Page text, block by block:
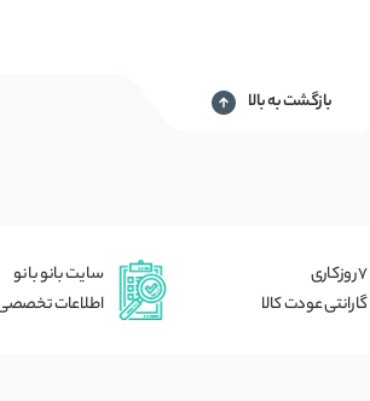
بازگشت به بالا
7 روزکاری
گارانتی عودت کالا
سایت بانو بانو
اطلاعات